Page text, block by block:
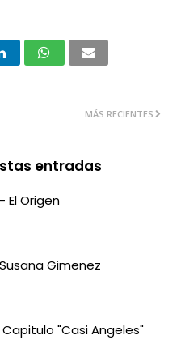
MÁS RECIENTES
entradas
El Origen
Gimenez
Capitulo "Casi Angeles"